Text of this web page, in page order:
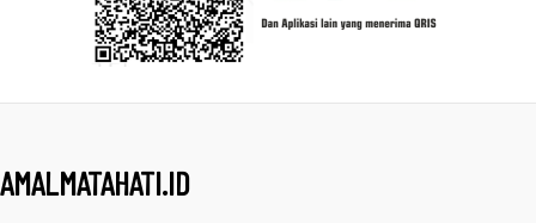
AMALMATAHATI.ID